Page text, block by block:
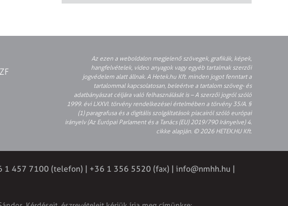
Az ezen a weboldalon megjelenő szövegek, grafikák, képek,
hangfelvételek, video anyagok vagy egyéb tartalmak szerzői
jogvédelem alatt állnak. A Hetek.hu Kft. minden jogot fenntart a
tartalommal kapcsolatosan, beleértve a tartalom szöveg- és
adatbányászat céljára való felhasználását is – A szerzői jogról szóló
1999. évi LXXVI. törvény rendelkezései értelmében a törvény 35/A. §
(1) paragrafusa és a digitális szolgáltatások piacairól szóló európai
irányelv (Az Európai Parlament és a Tanács (EU) 2019/790 Irányelve) 4.
cikke alapján. © 2026 HETEK.HU Kft.
1 457 7100 (telefon) | +36 1 356 5520 (fax) | info@nmhh.hu